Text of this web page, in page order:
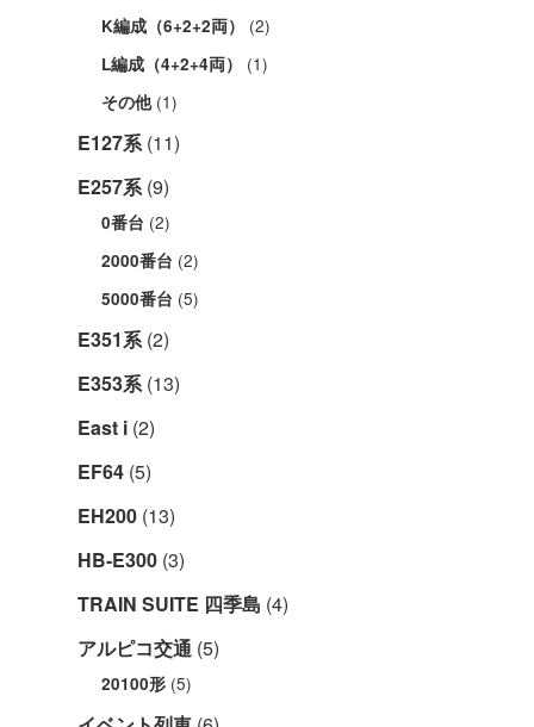
K編成（6+2+2両） (2)
L編成（4+2+4両） (1)
その他(1)
E127系(11)
E257系(9)
0番台 (2)
2000番台 (2)
5000番台 (5)
E351系(2)
E353系(13)
East i (2)
EF64 (5)
EH200 (13)
HB-E300 (3)
TRAIN SUITE 四季島 (4)
アルピコ交通 (5)
20100形 (5)